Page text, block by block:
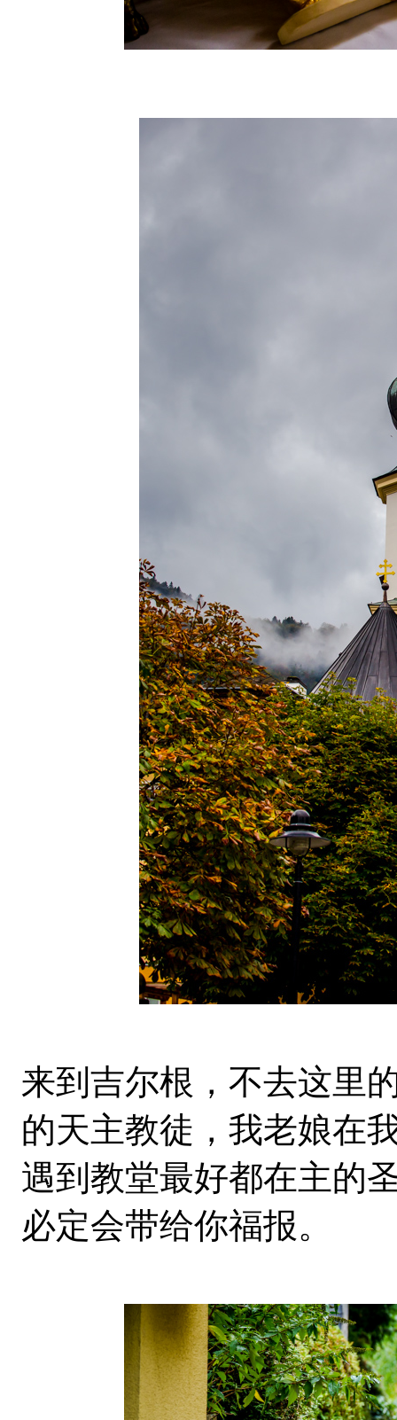
来到吉尔根，不去这里
的天主教徒，我老娘在
遇到教堂最好都在主的
必定会带给你福报。